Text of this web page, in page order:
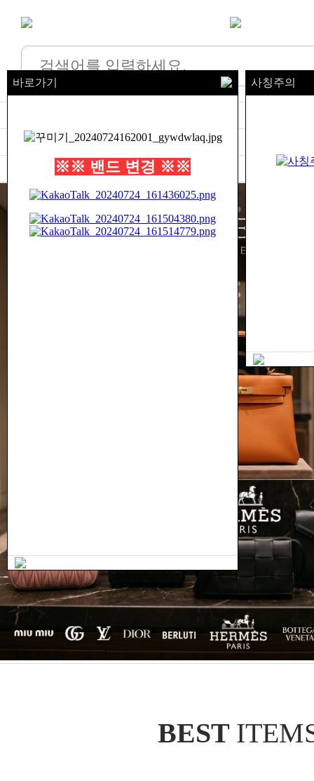
사칭주의
바로가기
※※ 밴드 변경 ※※
지갑&벨트 시계
바로 배송 특가 QC검수 구매후기
BEST